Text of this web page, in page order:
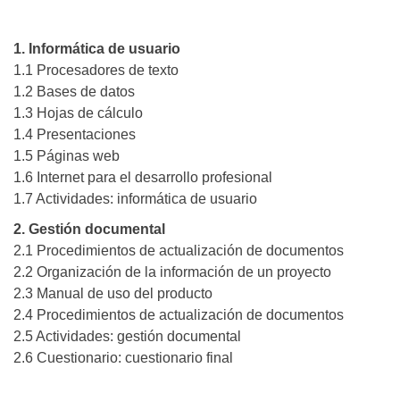
1. Informática de usuario
1.1 Procesadores de texto
1.2 Bases de datos
1.3 Hojas de cálculo
1.4 Presentaciones
1.5 Páginas web
1.6 Internet para el desarrollo profesional
1.7 Actividades: informática de usuario
2. Gestión documental
2.1 Procedimientos de actualización de documentos
2.2 Organización de la información de un proyecto
2.3 Manual de uso del producto
2.4 Procedimientos de actualización de documentos
2.5 Actividades: gestión documental
2.6 Cuestionario: cuestionario final